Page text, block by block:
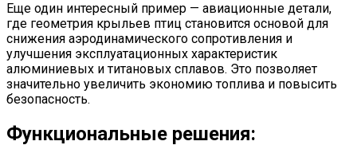
Еще один интересный пример — авиационные детали,
где геометрия крыльев птиц становится основой для
снижения аэродинамического сопротивления и
улучшения эксплуатационных характеристик
алюминиевых и титановых сплавов. Это позволяет
значительно увеличить экономию топлива и повысить
безопасность.
Функциональные решения: